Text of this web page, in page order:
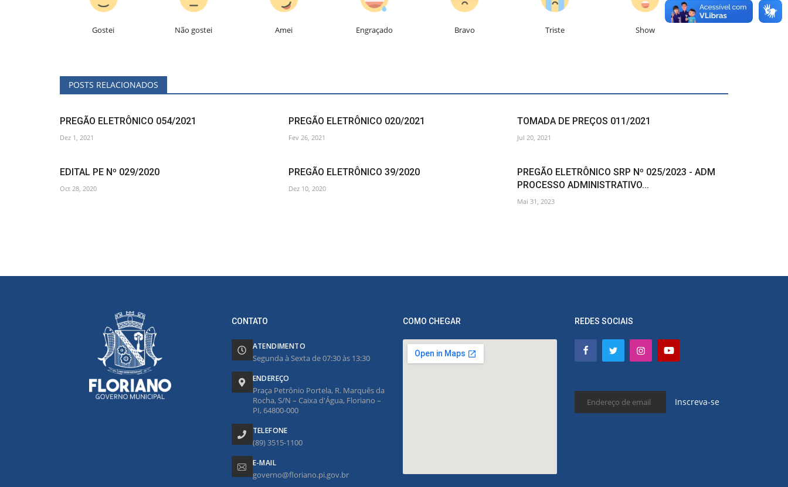
Gostei Não gostei Amei Engraçado Bravo Triste Show
POSTS RELACIONADOS
PREGÃO ELETRÔNICO 054/2021
Dez 1, 2021
PREGÃO ELETRÔNICO 020/2021
Fev 26, 2021
TOMADA DE PREÇOS 011/2021
Jul 20, 2021
EDITAL PE Nº 029/2020
Oct 28, 2020
PREGÃO ELETRÔNICO 39/2020
Dez 10, 2020
PREGÃO ELETRÔNICO SRP Nº 025/2023 - ADM
PROCESSO ADMINISTRATIVO...
Mai 31, 2023
CONTATO
ATENDIMENTO
Segunda à Sexta de 07:30 às 13:30
ENDEREÇO
Praça Petrônio Portela, R. Marquês da
Rocha, S/N – Caixa d'Água, Floriano –
PI, 64800-000
TELEFONE
(89) 3515-1100
E-MAIL
governo@floriano.pi.gov.br
COMO CHEGAR REDES SOCIAIS
Inscreva-se